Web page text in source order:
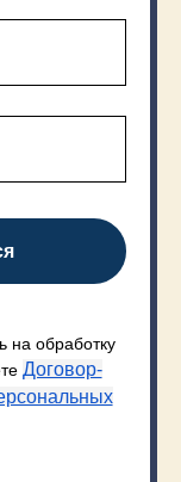
на обработку
Договор-